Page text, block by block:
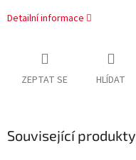
Detailní informace
ZEPTAT SE HLÍDAT
Související produkty